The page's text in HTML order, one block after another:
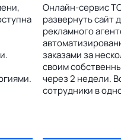
Онлайн-сервис
развернуть сайт
рекламного
заказами за
своим
через 2 недели.
сотрудники в